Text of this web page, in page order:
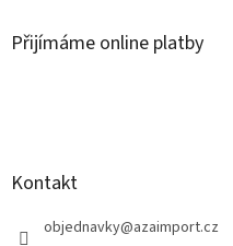
Přijímáme online platby
Kontakt
objednavky@azaimport.cz